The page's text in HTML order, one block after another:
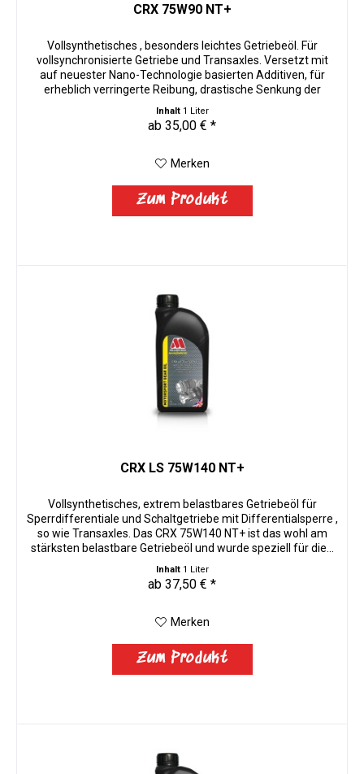
CRX 75W90 NT+
Vollsynthetisches , besonders leichtes Getriebeöl. Für
vollsynchronisierte Getriebe und Transaxles. Versetzt mit
auf neuester Nano-Technologie basierten Additiven, für
erheblich verringerte Reibung, drastische Senkung der
Inhalt 1 Liter
ab 35,00 € *
Merken
Zum Produkt
CRX LS 75W140 NT+
Vollsynthetisches, extrem belastbares Getriebeöl für
Sperrdifferentiale und Schaltgetriebe mit Differentialsperre ,
so wie Transaxles. Das CRX 75W140 NT+ ist das wohl am
stärksten belastbare Getriebeöl und wurde speziell für die...
Inhalt 1 Liter
ab 37,50 € *
Merken
Zum Produkt